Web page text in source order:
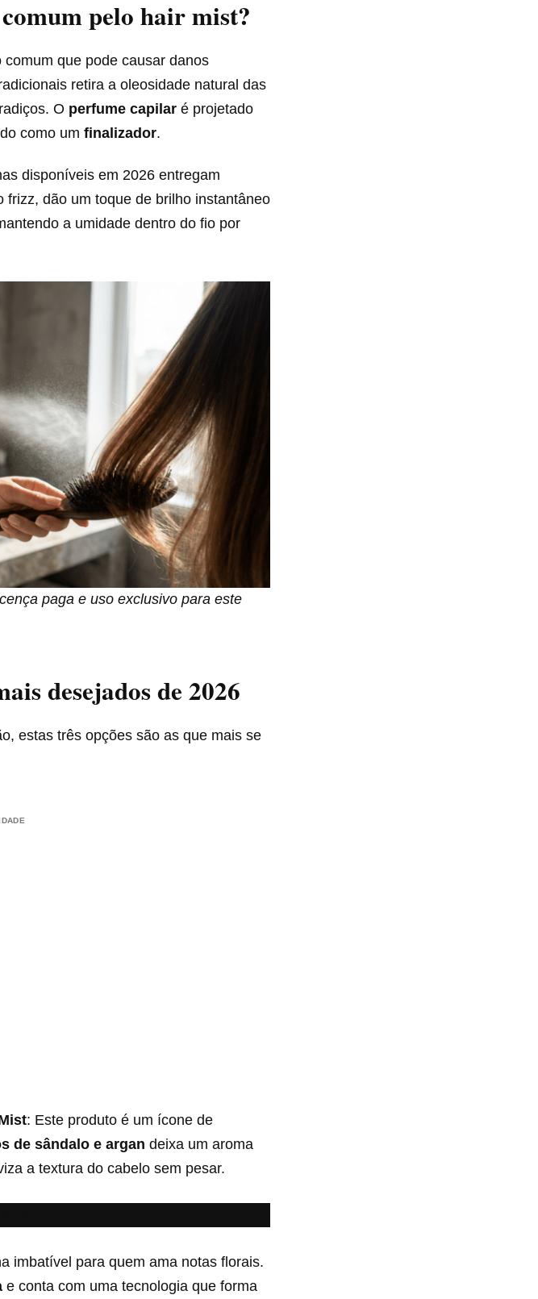
pelo hair mist?
que pode causar danos
retira a oleosidade natural das
O perfume capilar é projetado
como um finalizador.
disponíveis em 2026 entregam
dão um toque de brilho instantâneo
a umidade dentro do fio por
paga e uso exclusivo para este
desejados de 2026
estas três opções são as que mais se
: Este produto é um ícone de
de sândalo e argan deixa um aroma
a textura do cabelo sem pesar.
imbatível para quem ama notas florais.
e conta com uma tecnologia que forma